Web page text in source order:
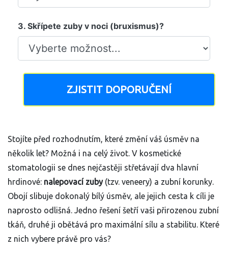
3. Skřípete zuby v noci (bruxismus)?
ZJISTIT DOPORUČENÍ
Stojíte před rozhodnutím, které změní váš úsměv na
několik let? Možná i na celý život. V kosmetické
stomatologii se dnes nejčastěji střetávají dva hlavní
hrdinové: nalepovací zuby(tzv. veneery) a zubní korunky.
Obojí slibuje dokonalý bílý úsměv, ale jejich cesta k cíli je
naprosto odlišná. Jedno řešení šetří vaši přirozenou zubní
tkáň, druhé ji obětává pro maximální sílu a stabilitu. Které
z nich vybere právě pro vás?